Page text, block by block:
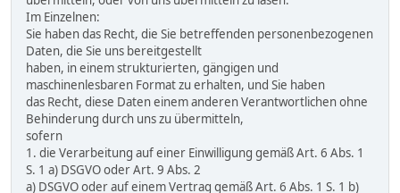
Im Einzelnen:
Sie haben das Recht, die Sie betreffenden personenbezogenen
Daten, die Sie uns bereitgestellt
haben, in einem strukturierten, gängigen und
maschinenlesbaren Format zu erhalten, und Sie haben
das Recht, diese Daten einem anderen Verantwortlichen ohne
Behinderung durch uns zu übermitteln,
sofern
1. die Verarbeitung auf einer Einwilligung gemäß Art. 6 Abs. 1
S. 1 a) DSGVO oder Art. 9 Abs. 2
a) DSGVO oder auf einem Vertrag gemäß Art. 6 Abs. 1 S. 1 b)